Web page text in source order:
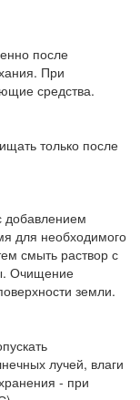
после
При
средства.
только после
добавлением
для необходимого
смыть раствор с
Очищение
земли.
лучей, влаги
- при